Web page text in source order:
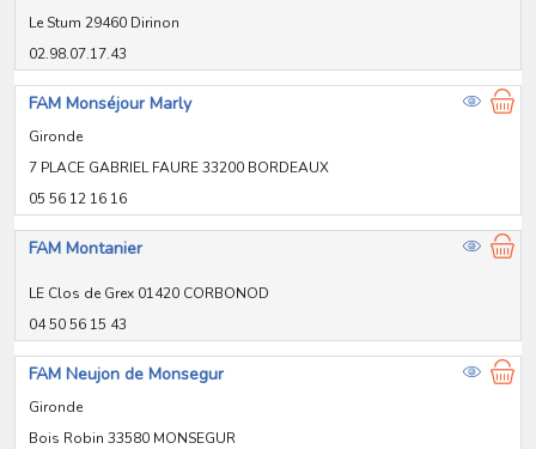
Le Stum 29460 Dirinon
02.98.07.17.43
FAM Monséjour Marly
Gironde
7 PLACE GABRIEL FAURE 33200 BORDEAUX
05 56 12 16 16
FAM Montanier
LE Clos de Grex 01420 CORBONOD
04 50 56 15 43
FAM Neujon de Monsegur
Gironde
Bois Robin 33580 MONSEGUR